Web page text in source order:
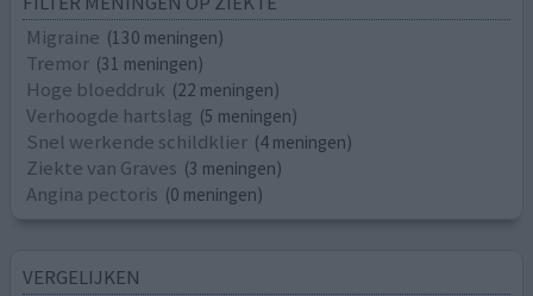
Migraine (130 meningen)
Tremor (31 meningen)
Hoge bloeddruk (22 meningen)
Verhoogde hartslag (5 meningen)
Snel werkende schildklier (4 meningen)
Ziekte van Graves (3 meningen)
Angina pectoris (0 meningen)
VERGELIJKEN